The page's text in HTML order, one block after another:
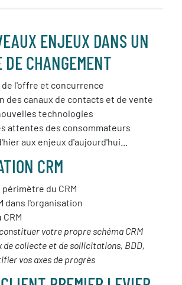
ENJEUX DANS UN
DE CHANGEMENT
l'offre et concurrence
des canaux de contacts et de vente
technologies
attentes des consommateurs
aux enjeux d'aujourd'hui...
CRM
du CRM
dans l'organisation
votre propre schéma CRM
de collecte et de sollicitations, BDD,
vos axes de progrès